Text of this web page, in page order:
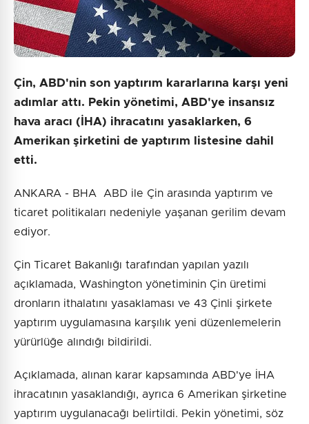
Çin, ABD'nin son yaptırım kararlarına karşı yeni
adımlar attı. Pekin yönetimi, ABD'ye insansız
hava aracı (İHA) ihracatını yasaklarken, 6
Amerikan şirketini de yaptırım listesine dahil
etti.
ANKARA - BHA ABD ile Çin arasında yaptırım ve
ticaret politikaları nedeniyle yaşanan gerilim devam
ediyor.
Çin Ticaret Bakanlığı tarafından yapılan yazılı
açıklamada, Washington yönetiminin Çin üretimi
dronların ithalatını yasaklaması ve 43 Çinli şirkete
yaptırım uygulamasına karşılık yeni düzenlemelerin
yürürlüğe alındığı bildirildi.
Açıklamada, alınan karar kapsamında ABD'ye İHA
ihracatının yasaklandığı, ayrıca 6 Amerikan şirketine
yaptırım uygulanacağı belirtildi. Pekin yönetimi, söz